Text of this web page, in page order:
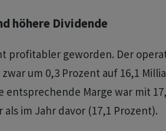
höhere Dividende
profitabler geworden. Der
um 0,3 Prozent auf 16,1
entsprechende Marge war mit
im Jahr davor (17,1 Prozent).